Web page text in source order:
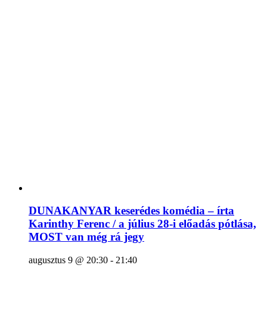
DUNAKANYAR keserédes komédia – írta
Karinthy Ferenc / a július 28-i előadás pótlása,
MOST van még rá jegy
augusztus 9 @ 20:30 - 21:40